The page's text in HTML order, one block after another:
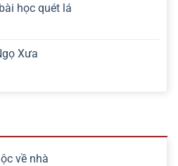
học quét lá
Xưa
về nhà